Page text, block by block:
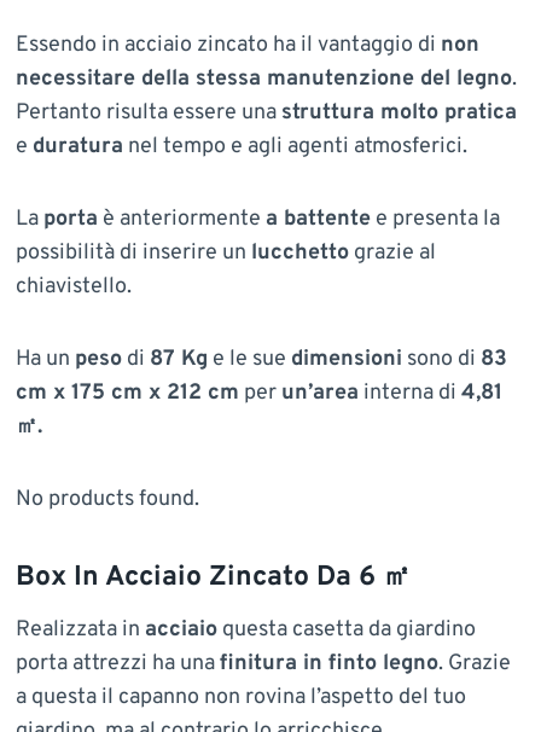
Essendo in acciaio zincato ha il vantaggio di non
necessitare della stessa manutenzione del legno.
Pertanto risulta essere una struttura molto pratica
e duratura nel tempo e agli agenti atmosferici.
La porta è anteriormente a battentee presenta la
possibilità di inserire un lucchettograzie al
chiavistello.
Ha un pesodi 87 Kg e le sue dimensioni sono di 83
cm x 175 cm x 212 cm per un’area interna di 4,81
㎡.
No products found.
Box In Acciaio Zincato Da 6 ㎡
Realizzata in acciaioquesta casetta da giardino
porta attrezzi ha unafinitura in finto legno. Grazie
a questa il capanno non rovina l’aspetto del tuo